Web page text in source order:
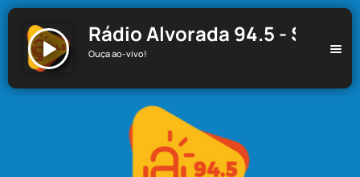
Rádio Alvorada 94.5 - Santa
Ouça ao-vivo!